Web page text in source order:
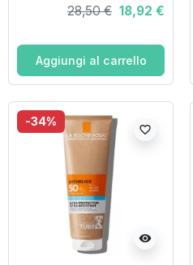
28,50 € 18,92 €
Aggiungi al carrello
-34%
visibility
favorite_border